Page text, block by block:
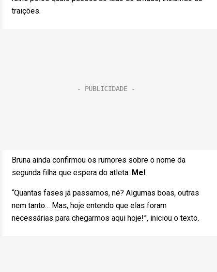
traições.
Bruna ainda confirmou os rumores sobre o nome da
segunda filha que espera do atleta: Mel.
“Quantas fases já passamos, né? Algumas boas, outras
nem tanto… Mas, hoje entendo que elas foram
necessárias para chegarmos aqui hoje!”, iniciou o texto.